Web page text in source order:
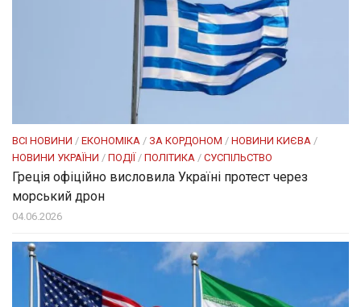
ВСІ НОВИНИ / ЕКОНОМІКА / ЗА КОРДОНОМ / НОВИНИ КИЄВА /
НОВИНИ УКРАЇНИ / ПОДІЇ / ПОЛІТИКА / СУСПІЛЬСТВО
Греція офіційно висловила Україні протест через
морський дрон
04.06.2026